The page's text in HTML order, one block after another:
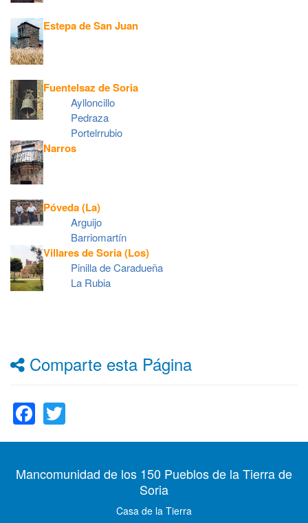
Estepa de San Juan
Fuentelsaz de Soria
Aylloncillo
Pedraza
Portelrrubio
Narros
Póveda (La)
Arguijo
Barriomartín
Villares de Soria (Los)
Pinilla de Caradueña
La Rubia
Comparte esta Página
Facebook
Mancomunidad de los 150 Pueblos de la Tierra de
Soria
Casa de la Tierra